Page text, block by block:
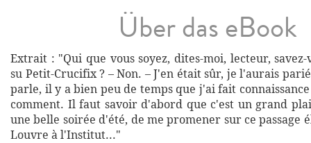
Über das eBook
Extrait : "Qui que vous soyez, dites-moi, lecteur,
su Petit-Crucifix ? – Non. – J'en était sûr, je l'aurais
parle, il y a bien peu de temps que j'ai fait
comment. Il faut savoir d'abord que c'est un grand
une belle soirée d'été, de me promener sur ce passage
Louvre à l'Institut..."